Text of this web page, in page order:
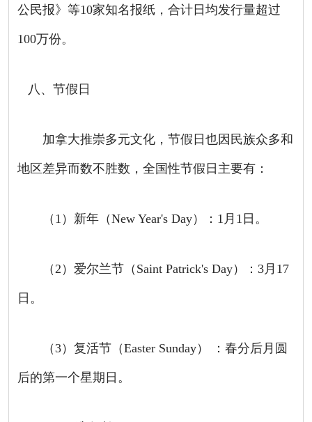
公民报》等10家知名报纸，合计日均发行量超过
100万份。
八、节假日
加拿大推崇多元文化，节假日也因民族众多和
地区差异而数不胜数，全国性节假日主要有：
（ 1 ）新年（New Year's Day）： 1 月 1 日。
（2 ）爱尔兰节（ Saint Patrick's Day）： 3月 17
日。
（3）复活节（Easter Sunday） ：春分后月圆
后的第一个星期日。